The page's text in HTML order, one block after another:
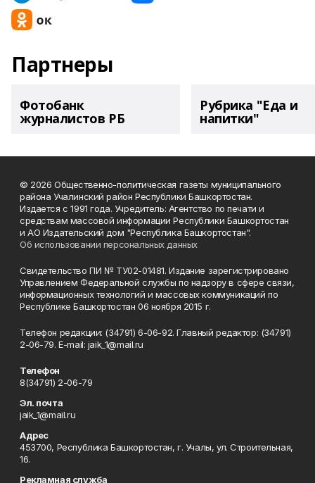
Партнеры
Фотобанк
журналистов РБ
Рубрика "Еда и
напитки"
© 2026 Общественно-политическая газеты муниципального
района Учалинский район Республики Башкортостан.
Издается с 1991 года. Учредитель: Агентство по печати и
средствам массовой информации Республики Башкортостан
и АО Издательский дом "Республика Башкортостан".
Об использовании персональных данных
Свидетельство ПИ № ТУ02-01481. Издание зарегистрировано
Управлением Федеральной службы по надзору в сфере связи,
информационных технологий и массовых коммуникаций по
Республике Башкортостан 06 ноября 2015 г.
Телефон редакции: (34791) 6-06-92. Главный редактор: (34791)
2-06-79. Е-mаil: jaik_1@mail.ru
Телефон
8(34791) 2-06-79
Эл. почта
jaik_1@mail.ru
Адрес
453700, Республика Башкортостан, г. Учалы, ул. Строительная,
16.
Рекламная служба